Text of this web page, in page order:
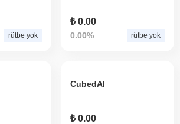
rütbe yok
₺ 0.00
0.00% rütbe yok
CubedAI
₺ 0.00